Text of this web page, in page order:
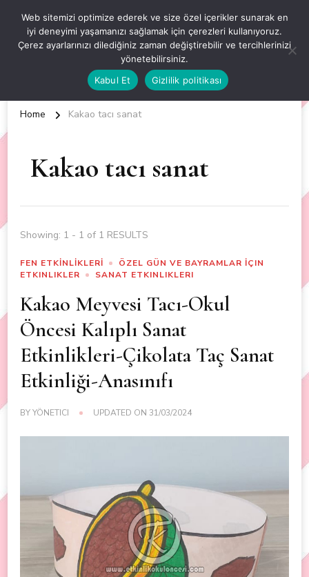
OKUL ÖNCESİ ETKİNLİKLER
EN YENİ VE ÖZGÜN OKUL ÖNCESİ ETKİNLİKLERİ
Home Kakao tacı sanat
Kakao tacı sanat
Showing: 1 - 1 of 1 RESULTS
FEN ETKİNLİKLERİ
ÖZEL GÜN VE BAYRAMLAR İÇIN
ETKINLIKLER
SANAT ETKINLIKLERI
Kakao Meyvesi Tacı-Okul
Öncesi Kalıplı Sanat
Etkinlikleri-Çikolata Taç Sanat
Etkinliği-Anasınıfı
BYYÖNETICI UPDATED ON 31/03/2024
Web sitemizi optimize ederek ve size özel içerikler sunarak en
iyi deneyimi yaşamanızı sağlamak için çerezleri kullanıyoruz.
Çerez ayarlarınızı dilediğiniz zaman değiştirebilir ve tercihlerinizi
yönetebilirsiniz.
Kabul Et
Gizlilik politikası